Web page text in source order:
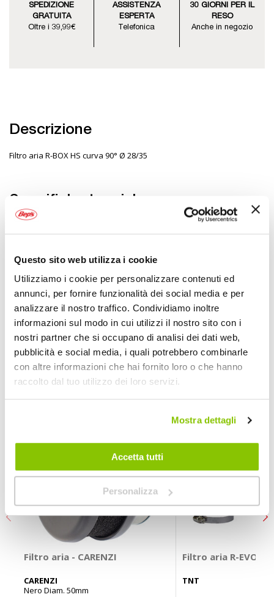
Questo sito web utilizza i cookie
Utilizziamo i cookie per personalizzare contenuti ed
annunci, per fornire funzionalità dei social media e per
analizzare il nostro traffico. Condividiamo inoltre
informazioni sul modo in cui utilizzi il nostro sito con i
nostri partner che si occupano di analisi dei dati web,
pubblicità e social media, i quali potrebbero combinarle
con altre informazioni che hai fornito loro o che hanno
raccolto dal tuo utilizzo dei loro servizi.
Mostra dettagli
Accetta tutti
Personalizza
SPEDIZIONE
GRATUITA
Oltre i 39,99€
ASSISTENZA
ESPERTA
Telefonica
30 GIORNI PER IL
RESO
Anche in negozio
Descrizione
Filtro aria R-BOX HS curva 90° Ø 28/35
Specifiche tecniche
Informazioni
Filtro aria
1
Prezzo speciale
TNT
POTREBBERO INTERESSARTI
Filtro aria - CARENZI
CARENZI
Nero Diam. 50mm
Filtro aria R-
TNT